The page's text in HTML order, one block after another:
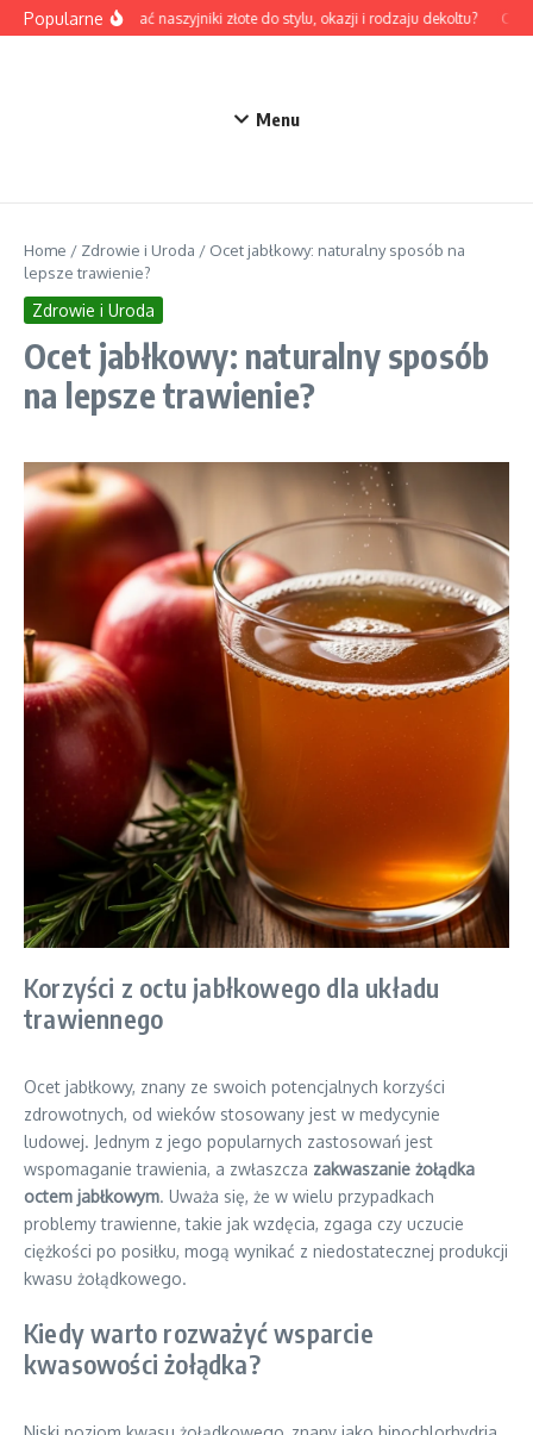
Przejdź do treści
PopularneJak dobrać naszyjniki złote do stylu, okazji i rodzaju dekoltu?
Menu
Home / Zdrowie i Uroda / Ocet jabłkowy: naturalny sposób na
lepsze trawienie?
Zdrowie i Uroda
Ocet jabłkowy: naturalny sposób
na lepsze trawienie?
Korzyści z octu jabłkowego dla układu
trawiennego
Ocet jabłkowy, znany ze swoich potencjalnych korzyści
zdrowotnych, od wieków stosowany jest w medycynie
ludowej. Jednym z jego popularnych zastosowań jest
wspomaganie trawienia, a zwłaszcza zakwaszanie żołądka
octem jabłkowym. Uważa się, że w wielu przypadkach
problemy trawienne, takie jak wzdęcia, zgaga czy uczucie
ciężkości po posiłku, mogą wynikać z niedostatecznej produkcji
kwasu żołądkowego.
Kiedy warto rozważyć wsparcie
kwasowości żołądka?